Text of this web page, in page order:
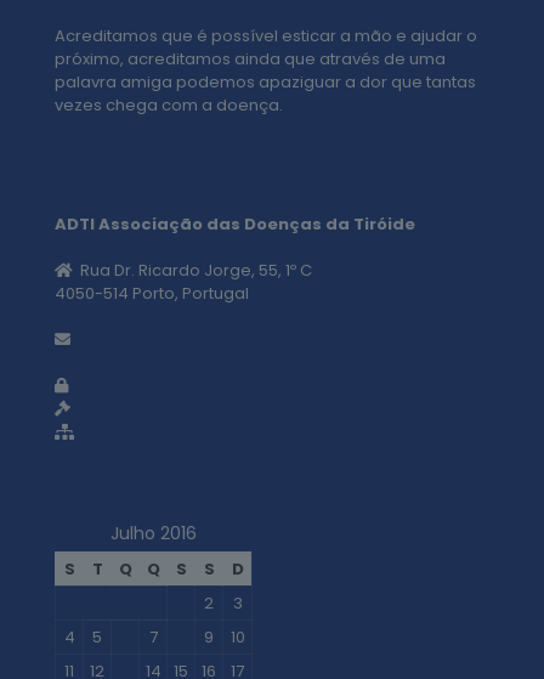
Acreditamos que é possível esticar a mão e ajudar o
próximo, acreditamos ainda que através de uma
palavra amiga podemos apaziguar a dor que tantas
vezes chega com a doença.
ADTI Associação das Doenças da Tiróide
Rua Dr. Ricardo Jorge, 55, 1º C
4050-514 Porto, Portugal
Julho 2016
S T Q Q S S
D
2
3
4
5 7 9
10
11
12 14 15 16 17